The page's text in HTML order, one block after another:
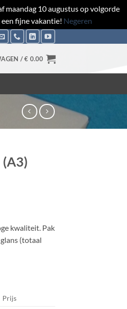
maandag 10 augustus op volgorde
fijne vakantie! Negeren
/€ 0.00
kwaliteit. Pak
(totaal
Prijs